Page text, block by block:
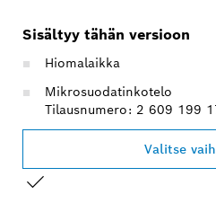
Sisältyy tähän versioon
Hiomalaikka
Mikrosuodatinkotelo
Tilausnumero: 2 609 199
Valitse